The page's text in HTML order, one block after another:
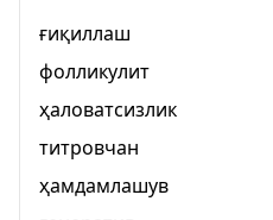
ғиқиллаш
фолликулит
ҳаловатсизлик
титровчан
ҳамдамлашув